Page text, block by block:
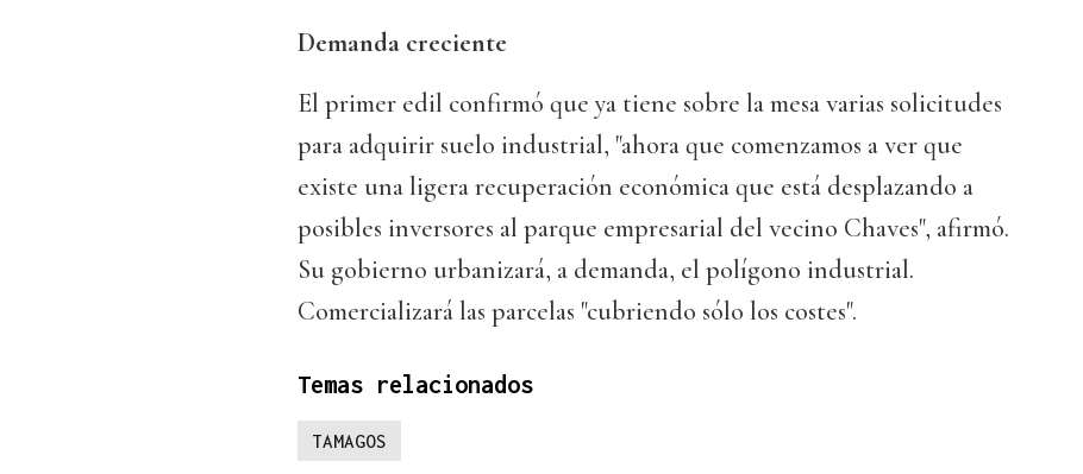
Demanda creciente
El primer edil confirmó que ya tiene sobre la mesa varias solicitudes
para adquirir suelo industrial, "ahora que comenzamos a ver que
existe una ligera recuperación económica que está desplazando a
posibles inversores al parque empresarial del vecino Chaves", afirmó.
Su gobierno urbanizará, a demanda, el polígono industrial.
Comercializará las parcelas "cubriendo sólo los costes".
Temas relacionados
TAMAGOS